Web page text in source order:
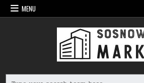
Skip
to
MENU